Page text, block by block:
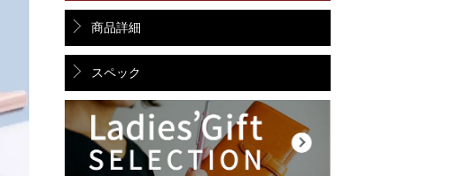
商品詳細
スペック